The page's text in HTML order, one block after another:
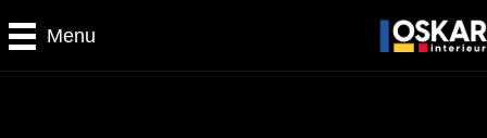
Menu